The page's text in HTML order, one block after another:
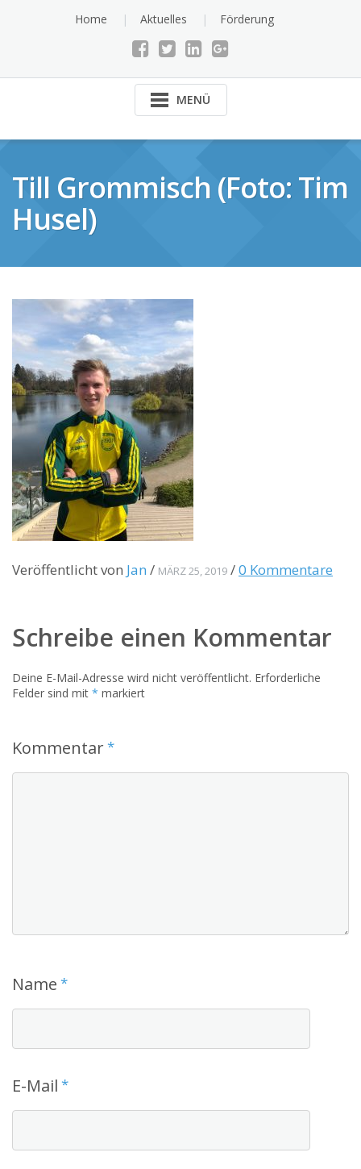
Home Aktuelles Förderung
MENÜ
Till Grommisch (Foto: Tim
Husel)
Veröffentlicht von Jan / MÄRZ 25, 2019 /0 Kommentare
Schreibe einen Kommentar
Deine E-Mail-Adresse wird nicht veröffentlicht. Erforderliche
Felder sind mit * markiert
Kommentar*
Name *
E-Mail *